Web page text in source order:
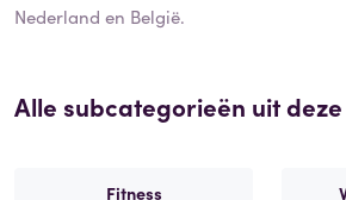
Nederland en België.
Alle subcategorieën uit
Fitness